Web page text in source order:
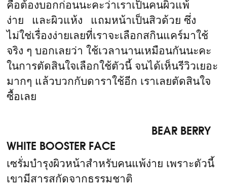
คือต้องบอกก่อนนะคะว่าเราเป็นคนผิวแพ้
ง่าย และผิวแห้ง แถมหน้าเป็นสิวด้วย ซึ่ง
ไม่ใช่เรื่องง่ายเลยที่เราจะเลือกสกินแคร์มาใช้
จริง ๆ บอกเลยว่า ใช้เวลานานเหมือนกันนะคะ
ในการตัดสินใจเลือกใช้ตัวนี้ จนได้เห็นรีวิวเยอะ
มากๆ แล้วบวกกับดาราใช้อีก เราเลยตัดสินใจ
ซื้อเลย
BEAR BERRY
WHITE BOOSTER FACE
เซรั่มบำรุงผิวหน้าสำหรับคนแพ้ง่าย เพราะตัวนี้
เขามีสารสกัดจากธรรมชาติ